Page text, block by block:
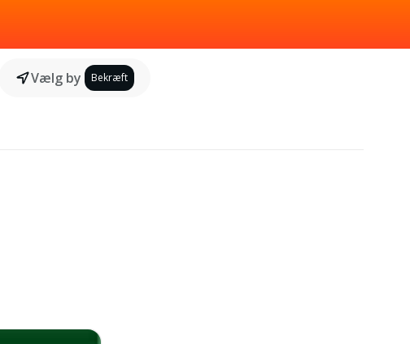
Vælg by Bekræft